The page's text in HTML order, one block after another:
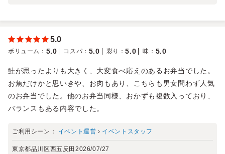
5.0
ボリューム ： 5.0 コスパ ： 5.0 彩り ：5.0 味 ： 5.0
鮭が思ったよりも大きく、大変食べ応えのあるお弁当でした。
お魚だけかと思いきや、お肉もあり、こちらも男女問わず人気
のお弁当でした。他のお弁当同様、おかずも複数入っており、
バランスもある内容でした。
ご利用シーン： イベント運営 › イベントスタッフ
東京都品川区西五反田 2026/07/27